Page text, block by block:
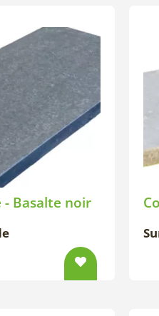
- Basalte noir